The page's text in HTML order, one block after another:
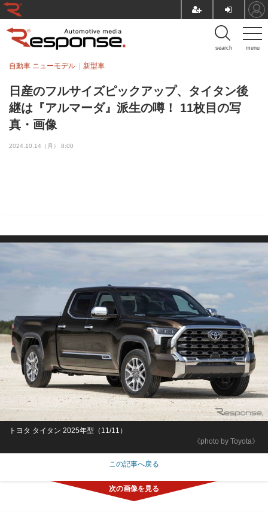
menu
search
日産のフルサイズピックアップ、タイタン後
継は『アルマーダ』派生の噂！ 11枚目の写
真・画像
自動車 ニューモデル 新型車
2024.10.14（月） 8:00
《photo by Toyota》
トヨタ タイタン 2025年型（11/11）
この記事へ戻る